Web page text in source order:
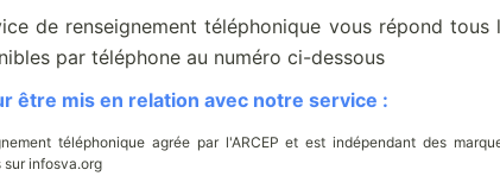
de renseignement téléphonique vous répond
par téléphone au numéro ci-dessous
être mis en relation avec notre service :
téléphonique agrée par l'ARCEP et est indépendant des
infosva.org